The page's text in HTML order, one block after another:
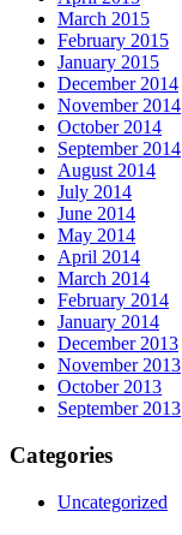
March 2015
February 2015
January 2015
December 2014
November 2014
October 2014
September 2014
August 2014
July 2014
June 2014
May 2014
April 2014
March 2014
February 2014
January 2014
December 2013
November 2013
October 2013
September 2013
Categories
Uncategorized